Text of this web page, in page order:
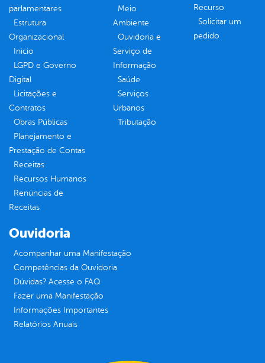
parlamentares
Estrutura
Organizacional
Inicio
LGPD e Governo
Digital
Licitações e
Contratos
Obras Públicas
Planejamento e
Prestação de Contas
Receitas
Recursos Humanos
Renúncias de
Receitas
Meio
Ambiente
Ouvidoria e
Serviço de
Informação
Saúde
Serviços
Urbanos
Tributação
Recurso
Solicitar um
pedido
Ouvidoria
Acompanhar uma Manifestação
Competências da Ouvidoria
Dúvidas? Acesse o FAQ
Fazer uma Manifestação
Informações Importantes
Relatórios Anuais